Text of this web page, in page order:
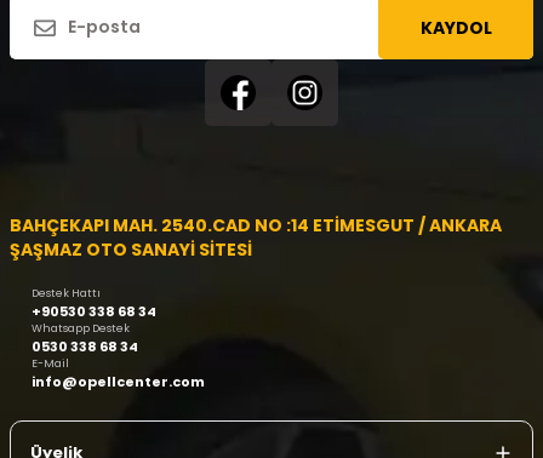
KAYDOL
BAHÇEKAPI MAH. 2540.CAD NO :14 ETİMESGUT / ANKARA
ŞAŞMAZ OTO SANAYİ SİTESİ
Destek Hattı
+90530 338 68 34
Whatsapp Destek
0530 338 68 34
E-Mail
info@opellcenter.com
Üyelik